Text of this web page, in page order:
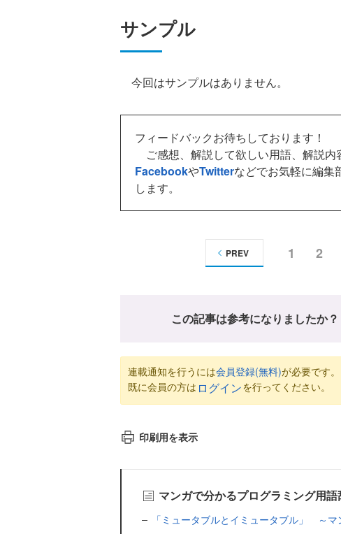
サンプル
今回はサンプルはありません。
フィードバックお待ちしております！
ご感想、解説して欲しい用語、解説内
FacebookやTwitterなどでお気軽に編集
します。
1 2
PREV
この記事は参考になりましたか？
連載通知を行うには会員登録(無料)が必要です。
既に会員の方は ログインを行ってください。
印刷用を表示
マンガで分かるプログラミング用
「ミュータブルとイミュータブル」 ～